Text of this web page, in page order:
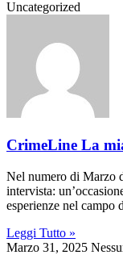
Uncategorized
CrimeLine La
Nel numero di Marzo
intervista:
esperienze nel campo
Leggi Tutto »
Marzo 31, 2025